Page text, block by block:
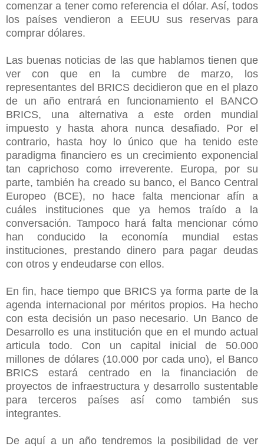
comenzar a tener como referencia el dólar. Así, todos
los países vendieron a EEUU sus reservas para
comprar dólares.
Las buenas noticias de las que hablamos tienen que
ver con que en la cumbre de marzo, los
representantes del BRICS decidieron que en el plazo
de un año entrará en funcionamiento el BANCO
BRICS, una alternativa a este orden mundial
impuesto y hasta ahora nunca desafiado. Por el
contrario, hasta hoy lo único que ha tenido este
paradigma financiero es un crecimiento exponencial
tan caprichoso como irreverente. Europa, por su
parte, también ha creado su banco, el Banco Central
Europeo (BCE), no hace falta mencionar afín a
cuáles instituciones que ya hemos traído a la
conversación. Tampoco hará falta mencionar cómo
han conducido la economía mundial estas
instituciones, prestando dinero para pagar deudas
con otros y endeudarse con ellos.
En fin, hace tiempo que BRICS ya forma parte de la
agenda internacional por méritos propios. Ha hecho
con esta decisión un paso necesario. Un Banco de
Desarrollo es una institución que en el mundo actual
articula todo. Con un capital inicial de 50.000
millones de dólares (10.000 por cada uno), el Banco
BRICS estará centrado en la financiación de
proyectos de infraestructura y desarrollo sustentable
para terceros países así como también sus
integrantes.
De aquí a un año tendremos la posibilidad de ver